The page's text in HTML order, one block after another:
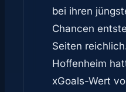
bei ihren
Chancen
Seiten
Hoffenheim
xGoals-Wert